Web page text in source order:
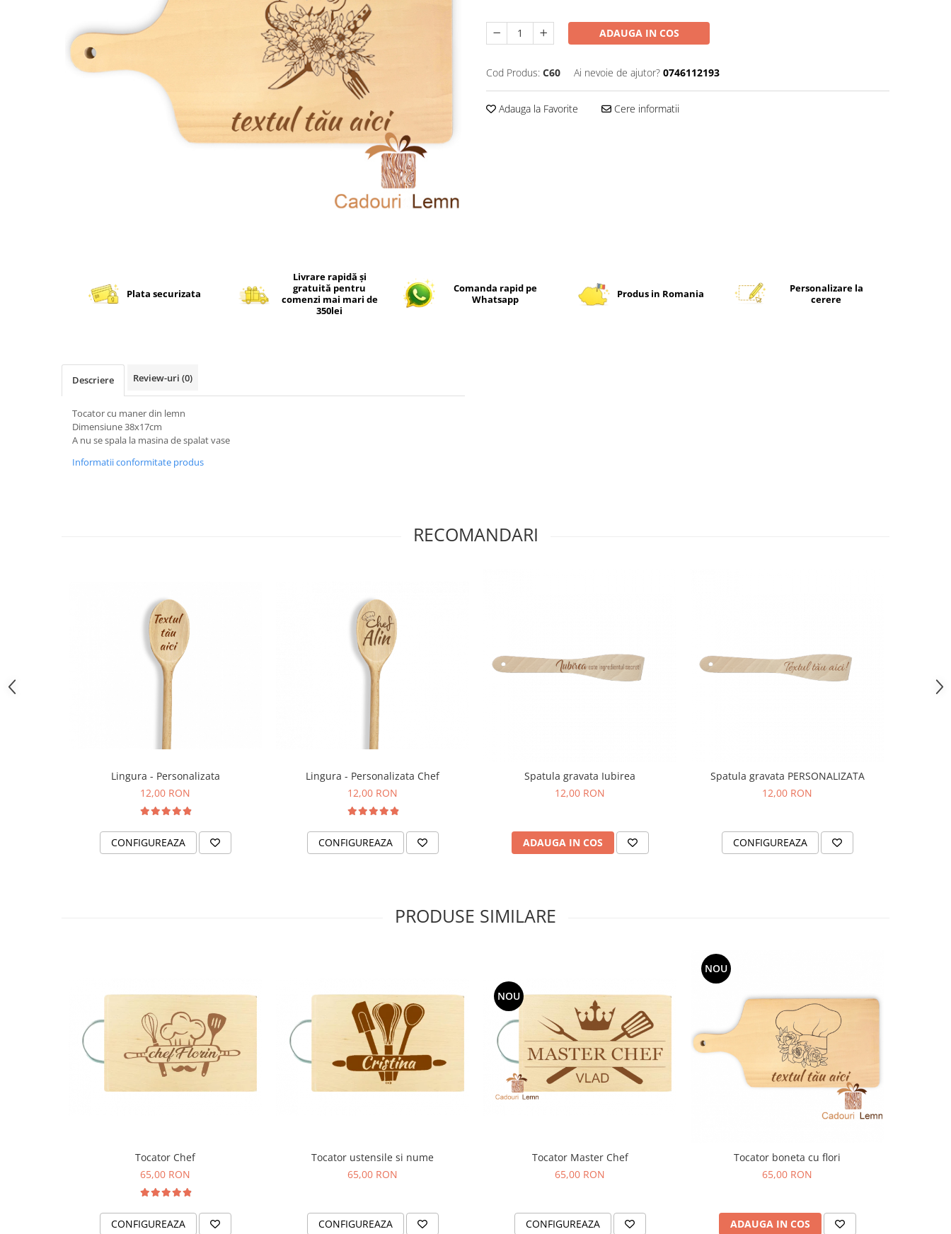
ADAUGA IN COS
Cod Produs: C60 Ai nevoie de ajutor? 0746112193
Adauga la Favorite Cere informatii
Plata securizata
Livrare rapidă și
gratuită pentru
comenzi mai mari de
350lei
Comanda rapid pe
Whatsapp
Produs in Romania
Personalizare la
cerere
Descriere Review-uri (0)
Tocator cu maner din lemn
Dimensiune 38x17cm
A nu se spala la masina de spalat vase
Informatii conformitate produs
RECOMANDARI
Lingura - Personalizata
12,00 RON
CONFIGUREAZA
Lingura - Personalizata Chef
12,00 RON
CONFIGUREAZA
Spatula gravata Iubirea
12,00 RON
ADAUGA IN COS
Spatula gravata PERSONALIZATA
12,00 RON
CONFIGUREAZA
PRODUSE SIMILARE
Tocator Chef
65,00 RON
CONFIGUREAZA
Tocator ustensile si nume
65,00 RON
CONFIGUREAZA
NOU
Tocator Master Chef
65,00 RON
CONFIGUREAZA
NOU
Tocator boneta cu flori
65,00 RON
ADAUGA IN COS